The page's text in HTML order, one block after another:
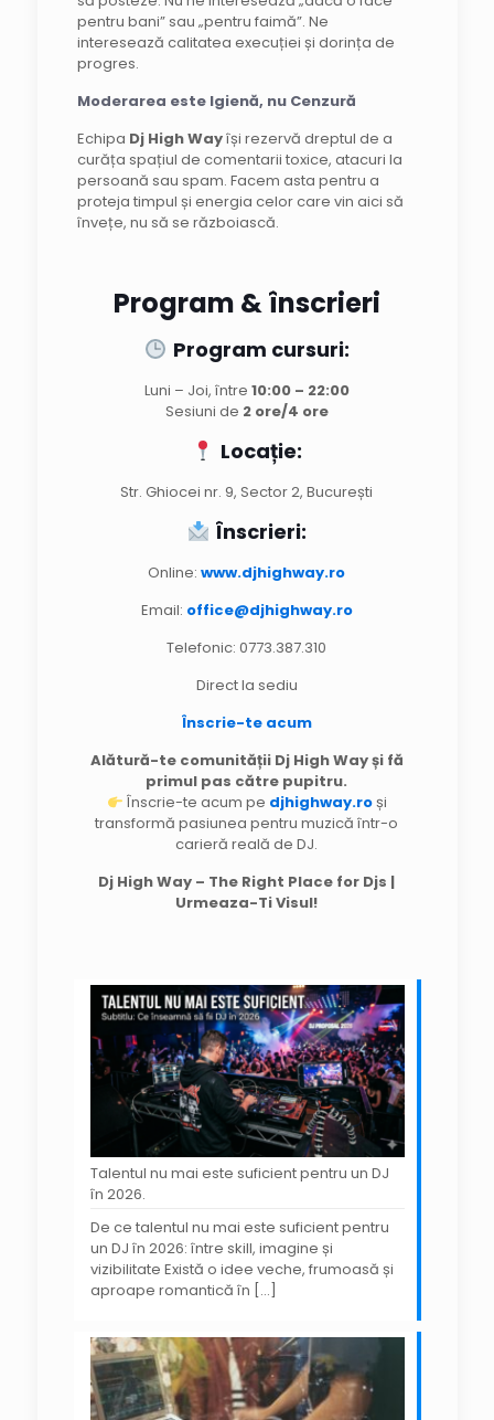
pentru bani” sau „pentru faimă”. Ne
interesează calitatea execuției și dorința de
progres.
Moderarea este Igienă, nu Cenzură
Echipa Dj High Wayîși rezervă dreptul de a
curăța spațiul de comentarii toxice, atacuri la
persoană sau spam. Facem asta pentru a
proteja timpul și energia celor care vin aici să
învețe, nu să se războiască.
Program & înscrieri
Program cursuri:
Luni – Joi, între 10:00 – 22:00
Sesiuni de 2 ore/4 ore
Locație:
Str. Ghiocei nr. 9, Sector 2, București
Înscrieri:
Online:www.djhighway.ro
Email: office@djhighway.ro
Telefonic: 0773.387.310
Direct la sediu
Înscrie-te acum
Alătură-te comunității Dj High Way și fă
primul pas către pupitru.
Înscrie-te acum pe djhighway.roși
transformă pasiunea pentru muzică într-o
carieră reală de DJ.
Dj High Way – The Right Place for Djs |
Urmeaza-Ti Visul!
Talentul nu mai este suficient pentru un DJ
în 2026.
De ce talentul nu mai este suficient pentru
un DJ în 2026: între skill, imagine și
vizibilitate Există o idee veche, frumoasă și
aproape romantică în […]